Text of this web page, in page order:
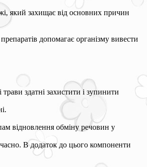
який захищає від основних причин
допомагає організму вивести
здатні захистити і зупинити
відновлення обміну речовин у
В додаток до цього компоненти